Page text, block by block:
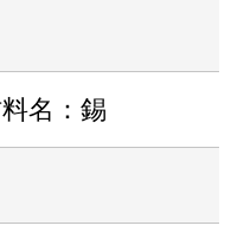
名：錫